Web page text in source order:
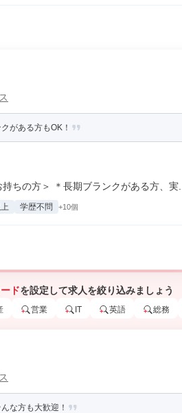
がある方もOK！
ちの方＞ ＊長期ブランクがある方、実...
学歴不問 +10個
ドを設定して求人を絞り込みましょう
営業 IT 英語 総務
な方も大歓迎！